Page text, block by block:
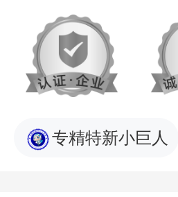
专精特新小巨人